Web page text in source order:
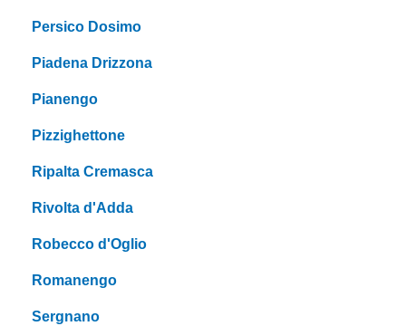
Persico Dosimo
Piadena Drizzona
Pianengo
Pizzighettone
Ripalta Cremasca
Rivolta d'Adda
Robecco d'Oglio
Romanengo
Sergnano